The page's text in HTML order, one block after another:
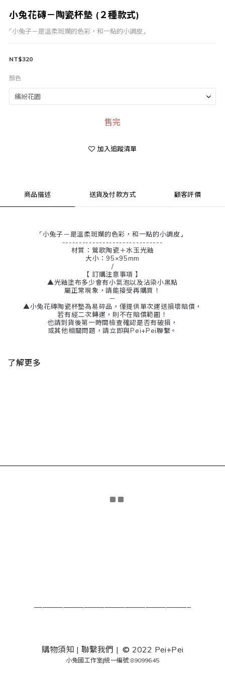
小兔花磚－陶瓷杯墊 (２種款式)
⌜小兔子－是溫柔斑斕的色彩，和一點的小調皮⌟
NT$320
顏色
售完
加入追蹤清單
商品描述 送貨及付款方式 顧客評價
⌜小兔子－是溫柔斑斕的色彩，和一點的小調皮⌟
------------------------------
材質：鶯歌陶瓷＋水玉光釉
大小：95×95mm
/
【 訂購注意事項 】
▲光釉塗布多少會有小氣泡以及沾染小黑點
屬正常現象，請能接受再購買！
－
▲小兔花磚陶瓷杯墊為易碎品，僅提供單次運送損壞賠償，
若有經二次轉運，則不在賠償範圍！
也請到貨後第一時間檢查確認是否有破損，
或其他相關問題，請立即與Pei+Pei聯繫。
了解更多
購物須知 | 聯繫我們 |© 2022 Pei+Pei
小兔國工作室|統一編號:89099645